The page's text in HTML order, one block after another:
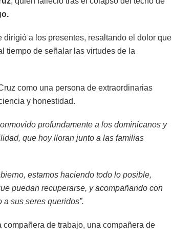
a los presentes, resaltando el dolor que
tiempo de señalar las virtudes de la
como una persona de extraordinarias
y honestidad.
profundamente a los dominicanos y
que hoy lloran junto a las familias
estamos haciendo todo lo posible,
puedan recuperarse, y acompañando con
sus seres queridos”.
de trabajo, una compañera de